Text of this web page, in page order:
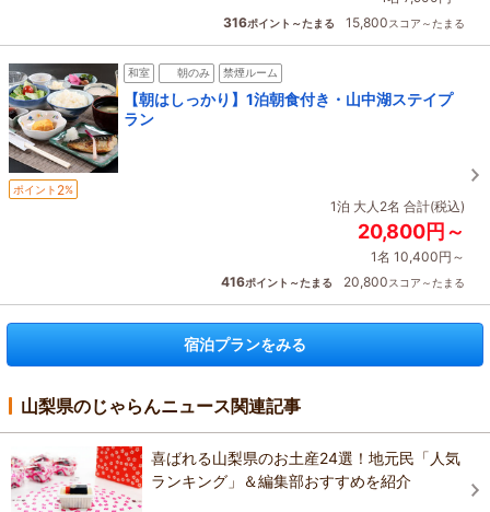
316ポイント～たまる 15,800スコア～たまる
和室 朝のみ 禁煙ルーム
【朝はしっかり】1泊朝食付き・山中湖ステイプ
ラン
ポイント 2%
1泊 大人2名 合計(税込)
20,800円～
1名 10,400円～
416ポイント～たまる 20,800スコア～たまる
宿泊プランをみる
山梨県のじゃらんニュース関連記事
喜ばれる山梨県のお土産24選！地元民「人気
ランキング」＆編集部おすすめを紹介